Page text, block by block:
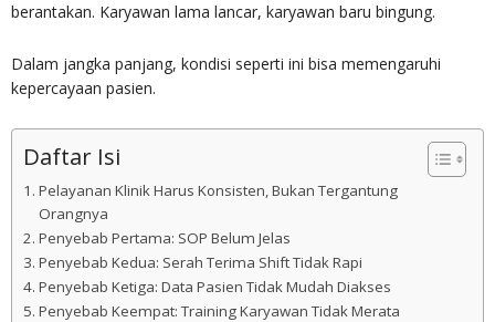
berantakan. Karyawan lama lancar, karyawan baru bingung.
Dalam jangka panjang, kondisi seperti ini bisa memengaruhi
kepercayaan pasien.
Daftar Isi
Pelayanan Klinik Harus Konsisten, Bukan Tergantung
Orangnya
Penyebab Pertama: SOP Belum Jelas
Penyebab Kedua: Serah Terima Shift Tidak Rapi
Penyebab Ketiga: Data Pasien Tidak Mudah Diakses
Penyebab Keempat: Training Karyawan Tidak Merata